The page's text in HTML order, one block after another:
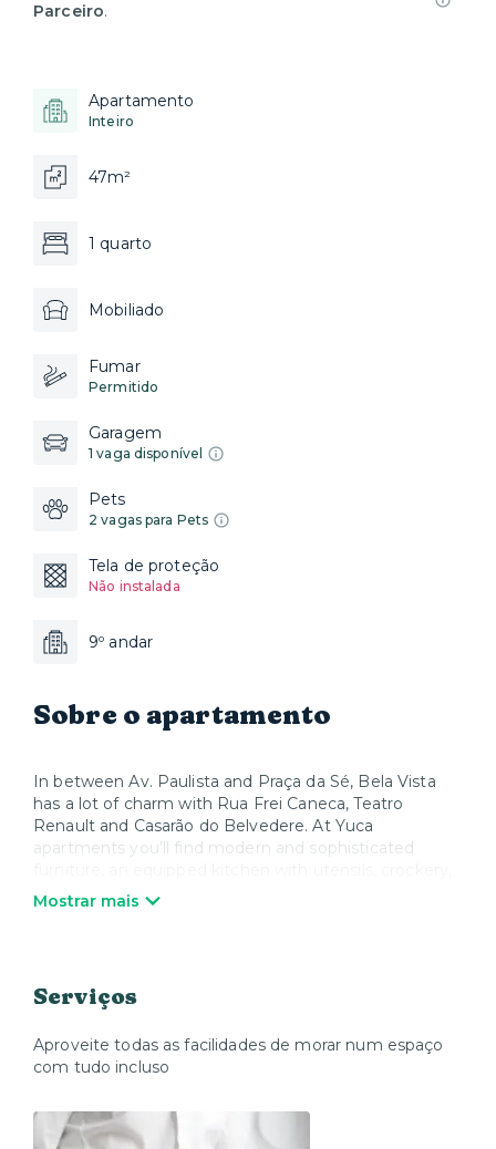
Parceiro.
Apartamento
Inteiro
47m²
1 quarto
Mobiliado
Fumar
Permitido
Garagem
1 vaga disponível
Pets
2 vagas para Pets
Tela de proteção
Não instalada
9º andar
Sobre o apartamento
In between Av. Paulista and Praça da Sé, Bela Vista
has a lot of charm with Rua Frei Caneca, Teatro
Renault and Casarão do Belvedere. At Yuca
apartments you’ll find modern and sophisticated
pans, cutlery and all appliances, in addition to Smart TV
necessary to complete your facial registration to
access this condominium.
Mostrar mais
Serviços
Aproveite todas as facilidades de morar num espaço
com tudo incluso